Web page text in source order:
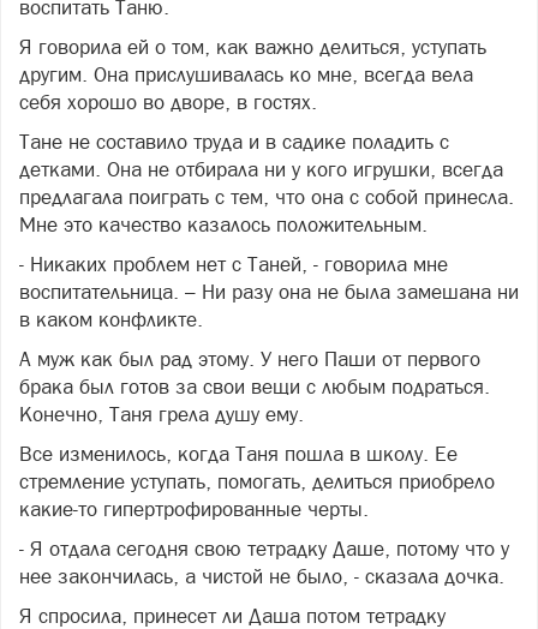
Фото freepik.com
воспитать Таню.
Я говорила ей о том, как важно делиться, уступать
другим. Она прислушивалась ко мне, всегда вела
себя хорошо во дворе, в гостях.
Тане не составило труда и в садике поладить с
детками. Она не отбирала ни у кого игрушки, всегда
предлагала поиграть с тем, что она с собой принесла.
Мне это качество казалось положительным.
- Никаких проблем нет с Таней, - говорила мне
воспитательница. – Ни разу она не была замешана ни
в каком конфликте.
А муж как был рад этому. У него Паши от первого
брака был готов за свои вещи с любым подраться.
Конечно, Таня грела душу ему.
Все изменилось, когда Таня пошла в школу. Ее
стремление уступать, помогать, делиться приобрело
какие-то гипертрофированные черты.
- Я отдала сегодня свою тетрадку Даше, потому что у
нее закончилась, а чистой не было, - сказала дочка.
Я спросила, принесет ли Даша потом тетрадку